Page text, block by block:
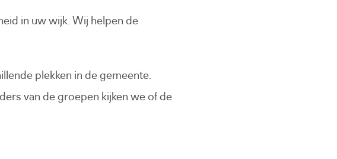
in uw wijk. Wij helpen de
plekken in de gemeente.
van de groepen kijken we of de